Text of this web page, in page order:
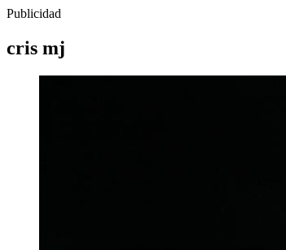
Publicidad
cris mj